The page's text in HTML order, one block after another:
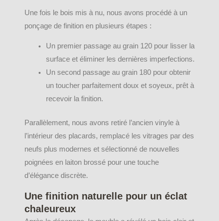
Une fois le bois mis à nu, nous avons procédé à un
ponçage de finition en plusieurs étapes :
Un premier passage au grain 120 pour lisser la
surface et éliminer les dernières imperfections.
Un second passage au grain 180 pour obtenir
un toucher parfaitement doux et soyeux, prêt à
recevoir la finition.
Parallèlement, nous avons retiré l’ancien vinyle à
l’intérieur des placards, remplacé les vitrages par des
neufs plus modernes et sélectionné de nouvelles
poignées en laiton brossé pour une touche
d’élégance discrète.
Une finition naturelle pour un éclat
chaleureux